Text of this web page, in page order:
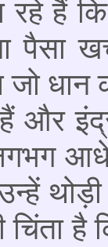
रहे हैं
पैसा
जो
और
लगभग
है